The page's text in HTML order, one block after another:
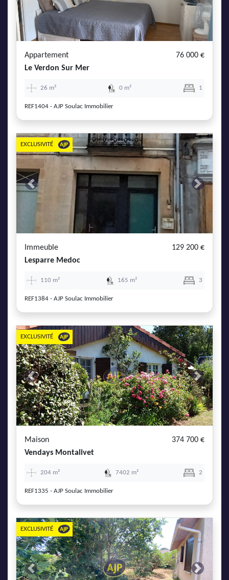
Appartement
76 000 €
Le Verdon Sur Mer
26 m² 0 m² 1
REF1404 - AJP Soulac Immobilier
Previous Next
EXCLUSIVITÉ
Immeuble
129 200 €
Lesparre Medoc
110 m² 165 m² 3
REF1384 - AJP Soulac Immobilier
Previous Next
EXCLUSIVITÉ
Maison
374 700 €
Vendays Montalivet
204 m² 7402 m² 2
REF1335 - AJP Soulac Immobilier
Previous Next
EXCLUSIVITÉ